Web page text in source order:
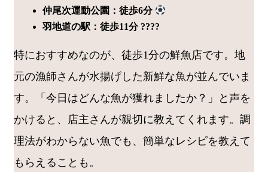
仲尾次運動公園：徒歩6分
羽地道の駅：徒歩11分 ????
特におすすめなのが、徒歩1分の鮮魚店です。地
元の漁師さんが水揚げした新鮮な魚が並んでいま
す。「今日はどんな魚が獲れましたか？」と声を
かけると、店主さんが親切に教えてくれます。調
理法がわからない魚でも、簡単なレシピを教えて
もらえることも。